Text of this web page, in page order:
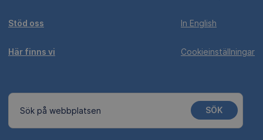
Stöd oss
Här finns vi
In English
Cookieinställningar
Sök på webbplatsen SÖK